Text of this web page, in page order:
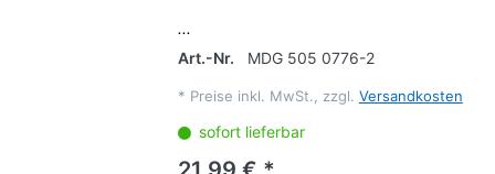
...
Art.-Nr.
MDG 505 0776-2
* Preise inkl. MwSt., zzgl. Versandkosten
sofort lieferbar